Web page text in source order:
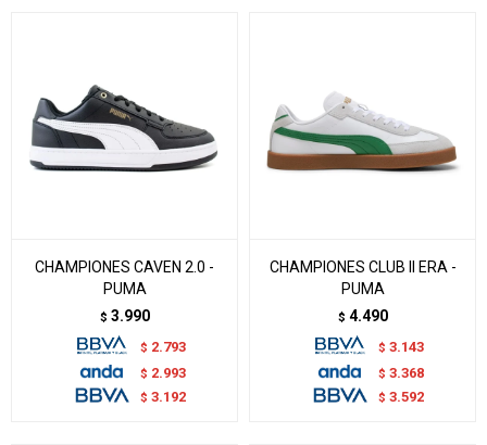
CHAMPIONES CAVEN 2.0 -
PUMA
$ 3.990
$ 2.793
$ 2.993
$ 3.192
CHAMPIONES CLUB II ERA -
PUMA
$ 4.490
$ 3.143
$ 3.368
$ 3.592